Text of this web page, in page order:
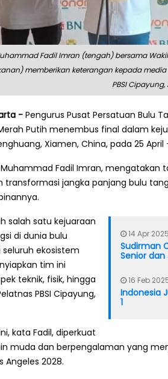
Fadil Imran (tengah) bersama
memberikan keterangan kepada
PBSI
- Pengurus Pusat Persatuan Bulu
Putih menembus final dalam
Xiamen, China, pada 25 April
Muhammad Fadil Imran,
transformasi jangka panjang bulu
14 Apr
Sudirman
Senior dan
16 Feb
Indonesia
1
salah satu kejuaraan
di dunia bulu
seluruh ekosistem
tim ini
teknik, fisik, hingga
PBSI Cipayung,
kata Fadil, diperkuat
muda dan berpengalaman yang
Angeles 2028.